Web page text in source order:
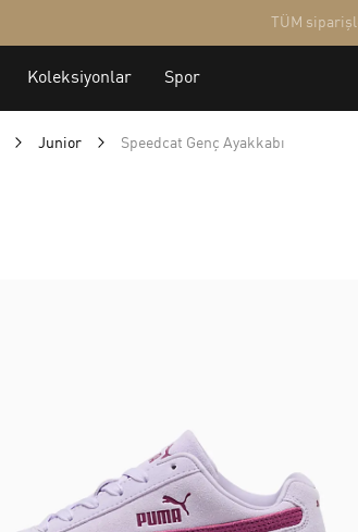
Junior Speedcat Genç Ayakkabı